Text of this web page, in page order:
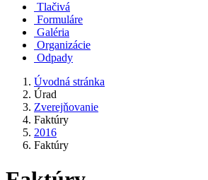
Tlačivá
Formuláre
Galéria
Organizácie
Odpady
Úvodná stránka
Úrad
Zverejňovanie
Faktúry
2016
Faktúry